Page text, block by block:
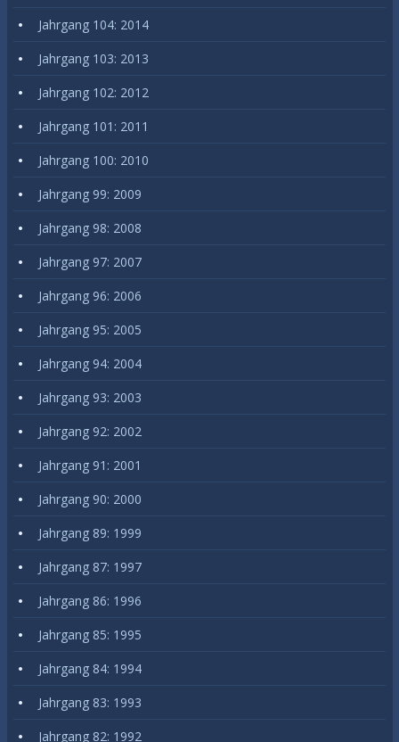
Jahrgang 104: 2014
Jahrgang 103: 2013
Jahrgang 102: 2012
Jahrgang 101: 2011
Jahrgang 100: 2010
Jahrgang 99: 2009
Jahrgang 98: 2008
Jahrgang 97: 2007
Jahrgang 96: 2006
Jahrgang 95: 2005
Jahrgang 94: 2004
Jahrgang 93: 2003
Jahrgang 92: 2002
Jahrgang 91: 2001
Jahrgang 90: 2000
Jahrgang 89: 1999
Jahrgang 87: 1997
Jahrgang 86: 1996
Jahrgang 85: 1995
Jahrgang 84: 1994
Jahrgang 83: 1993
Jahrgang 82: 1992